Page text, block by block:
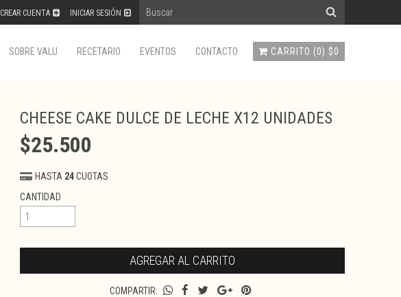
CREAR CUENTA INICIAR SESIÓN
SOBRE VALU RECETARIO EVENTOS CONTACTO CARRITO (0) $0
CHEESE CAKE DULCE DE LECHE X12 UNIDADES
$25.500
HASTA 24CUOTAS
CANTIDAD
COMPARTIR: